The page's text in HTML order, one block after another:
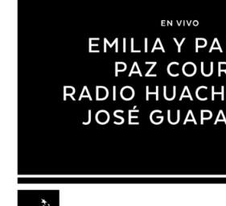
PLAYLISTS
ESTUDIOS
FAQ